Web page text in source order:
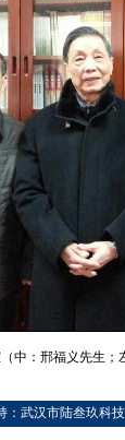
中：邢福义先生；
：武汉市陆叁玖科